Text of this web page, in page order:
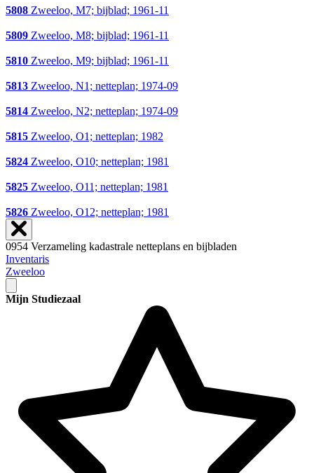
5808 Zweeloo, M7; bijblad; 1961-11
5809 Zweeloo, M8; bijblad; 1961-11
5810 Zweeloo, M9; bijblad; 1961-11
5813 Zweeloo, N1; netteplan; 1974-09
5814 Zweeloo, N2; netteplan; 1974-09
5815 Zweeloo, O1; netteplan; 1982
5824 Zweeloo, O10; netteplan; 1981
5825 Zweeloo, O11; netteplan; 1981
5826 Zweeloo, O12; netteplan; 1981
0954 Verzameling kadastrale netteplans en bijbladen
Inventaris
Zweeloo
Mijn Studiezaal